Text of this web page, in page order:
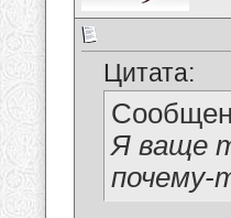
Цитата:
Я ваще
почему-